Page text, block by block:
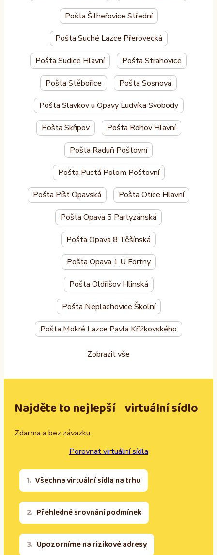
Pošta Šilheřovice Střední
Pošta Suché Lazce Přerovecká
Pošta Sudice Hlavní Pošta Strahovice
Pošta Stěbořice Pošta Sosnová
Pošta Slavkov u Opavy Ludvíka Svobody
Pošta Skřipov Pošta Rohov Hlavní
Pošta Raduň Poštovní
Pošta Pustá Polom Poštovní
Pošta Píšť Opavská Pošta Otice Hlavní
Pošta Opava 5 Partyzánská
Pošta Opava 8 Těšínská
Pošta Opava 1 U Fortny
Pošta Oldřišov Hlinská
Pošta Neplachovice Školní
Pošta Mokré Lazce Pavla Křížkovského
Zobrazit vše
Najděte to nejlepší virtuální sídlo
Zdarma a bez závazku
Porovnat virtuální sídla
Všechna virtuální sídla na trhu
Přehledné srovnání podmínek
Upozorníme na rizikové adresy